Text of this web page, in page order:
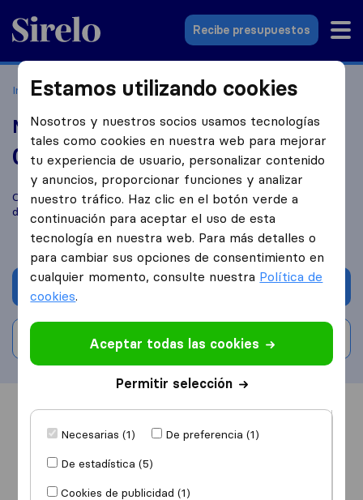
Sirelo.es
Recibe presupuestos
Inicio Empresas de mudanzas Madrid Mudanzas Torres
Mudanzas Torres
0,0 basado en
reseñas de Sirelo y Google
Compara Mudanzas Torres con otras empresas de mudanzas
de
Madrid
Solicita Presupuestos
Escribe una valoración
Estamos utilizando cookies
Nosotros y nuestros socios usamos tecnologías
tales como cookies en nuestra web para mejorar
tu experiencia de usuario, personalizar contenido
y anuncios, proporcionar funciones y analizar
nuestro tráfico. Haz clic en el botón verde a
continuación para aceptar el uso de esta
tecnología en nuestra web. Para más detalles o
para cambiar sus opciones de consentimiento en
cualquier momento, consulte nuestra Política de
cookies.
Aceptar todas las cookies
Permitir selección
Necesarias (1)
De preferencia (1)
De estadística (5)
Cookies de publicidad (1)